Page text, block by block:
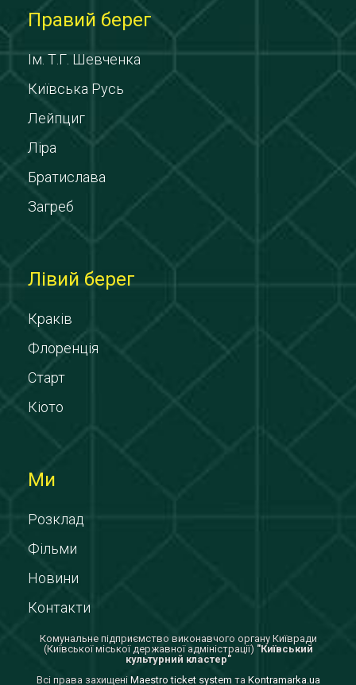
Правий берег
Ім. Т.Г. Шевченка
Київська Русь
Лейпциг
Ліра
Братислава
Загреб
Лівий берег
Краків
Флоренція
Старт
Кіото
Ми
Розклад
Фільми
Новини
Контакти
Комунальне підприємство виконавчого органу Київради
(Київської міської державної адміністрації) "Київський
культурний кластер"
Всi права захищенi Maestro ticket system та Kontramarka.ua